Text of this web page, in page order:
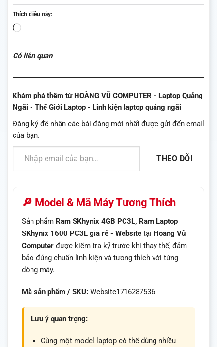
Thích điều này:
Đang
Có liên quan
Khám phá thêm từ HOÀNG VŨ COMPUTER - Laptop Quảng
Ngãi - Thế Giới Laptop - Linh kiện laptop quảng ngãi
Đăng ký để nhận các bài đăng mới nhất được gửi đến email
của bạn.
Nhập email của bạn…
THEO DÕI
🔎 Model & Mã Máy Tương Thích
Sản phẩm Ram SKhynix 4GB PC3L, Ram Laptop
SKhynix 1600 PC3L giá rẻ - Website tại Hoàng Vũ
Computer được kiểm tra kỹ trước khi thay thế, đảm
bảo đúng chuẩn linh kiện và tương thích với từng
dòng máy.
Mã sản phẩm / SKU: Website1716287536
Lưu ý quan trọng:
Cùng một model laptop có thể dùng nhiều